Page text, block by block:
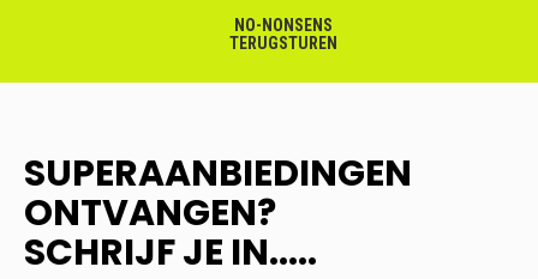
NO-NONSENS
TERUGSTUREN
SUPERAANBIEDINGEN
ONTVANGEN?
SCHRIJF JE IN.....